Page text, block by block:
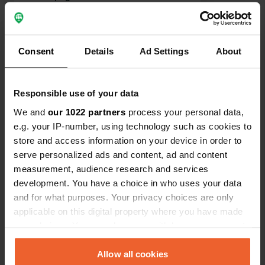
Consent Details Ad Settings About
Responsible use of your data
We and our 1022 partners process your personal data,
e.g. your IP-number, using technology such as cookies to
store and access information on your device in order to
serve personalized ads and content, ad and content
measurement, audience research and services
development. You have a choice in who uses your data
and for what purposes. Your privacy choices are only
applicable on this digital property where you have made
any time from the Cookie Declaration or by clicking on
the Privacy trigger icon.Allow all cookies
particulièrement apprécié le jeu de la
cachette !
Es-tu déjà venu ici ?
Contact
5394 LA, Oijen, Pays-Bas